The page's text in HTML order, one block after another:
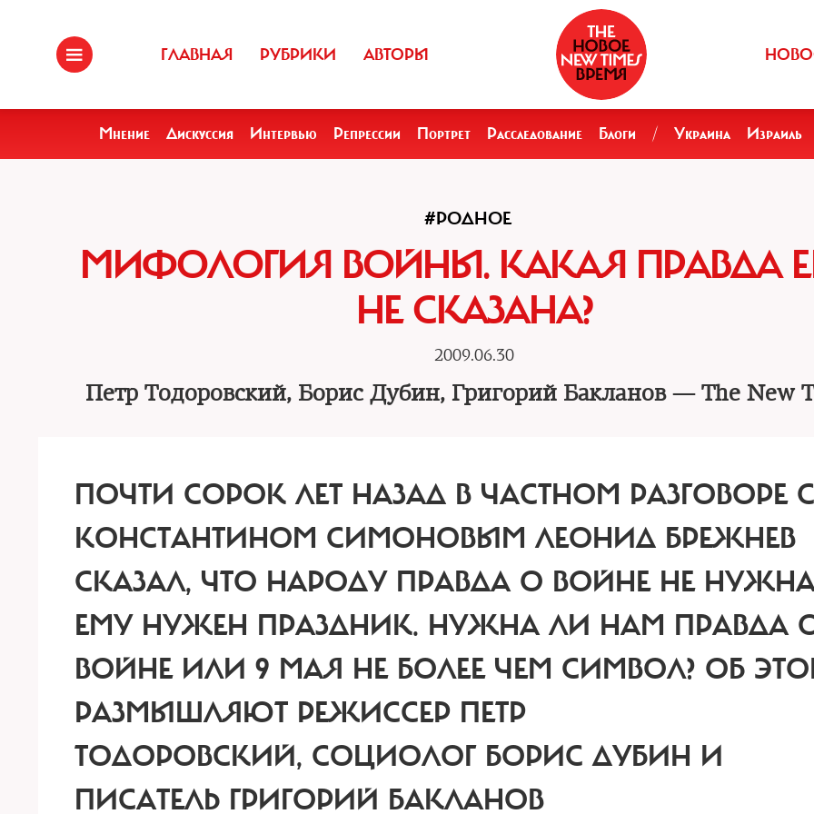
ГЛАВНАЯ РУБРИКИ АВТОРЫ
Мнение Дискуссия Интервью Репрессии Портрет Расследование Блоги / Украина Израиль
#РОДНОЕ
МИФОЛОГИЯ ВОЙНЫ. КАКАЯ ПРАВДА
НЕ СКАЗАНА?
2009.06.30
Петр Тодоровский, Борис Дубин, Григорий Бакланов — The New
ПОЧТИ СОРОК ЛЕТ НАЗАД В ЧАСТНОМ РАЗГОВОРЕ С
КОНСТАНТИНОМ СИМОНОВЫМ ЛЕОНИД БРЕЖНЕВ
СКАЗАЛ, ЧТО НАРОДУ ПРАВДА О ВОЙНЕ НЕ
ЕМУ НУЖЕН ПРАЗДНИК. НУЖНА ЛИ НАМ ПРАВДА
ВОЙНЕ ИЛИ 9 МАЯ НЕ БОЛЕЕ ЧЕМ СИМВОЛ? ОБ
РАЗМЫШЛЯЮТ РЕЖИССЕР ПЕТР
ТОДОРОВСКИЙ, СОЦИОЛОГ БОРИС ДУБИН И
ПИСАТЕЛЬ ГРИГОРИЙ БАКЛАНОВ